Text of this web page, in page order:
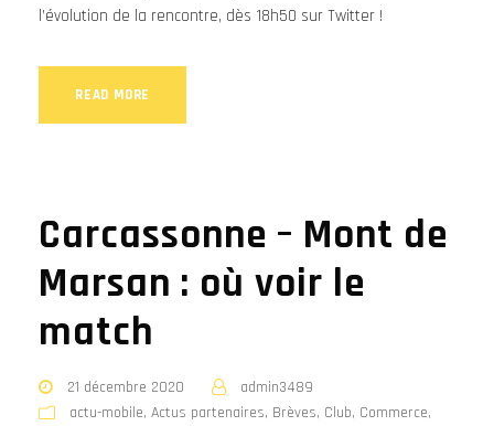
l’évolution de la rencontre, dès 18h50 sur Twitter !
READ MORE
Carcassonne – Mont de
Marsan : où voir le
match
21 décembre 2020
admin3489
actu-mobile, Actus partenaires, Brèves, Club, Commerce,